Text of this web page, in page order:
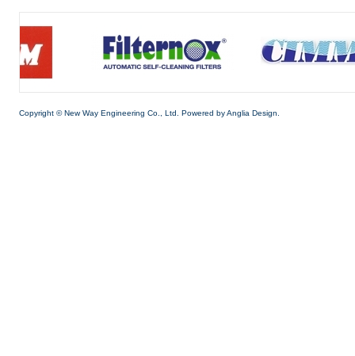
Copyright © New Way Engineering Co., Ltd. Powered byAnglia Design.